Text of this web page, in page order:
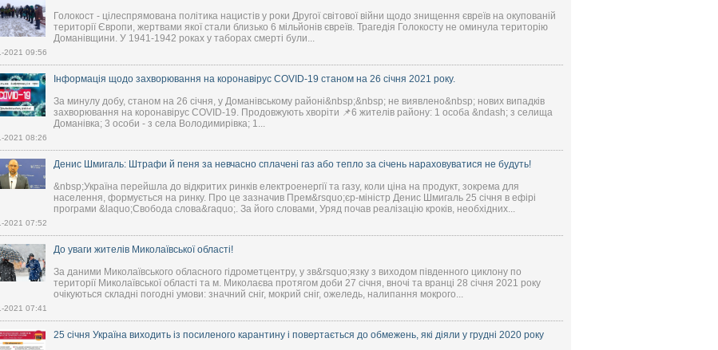
Голокост - цілеспрямована політика нацистів у роки Другої світової війни щодо знищення євреїв на окупованій
території Європи, жертвами якої стали близько 6 мільйонів євреїв. Трагедія Голокосту не оминула територію
Доманівщини. У 1941-1942 роках у таборах смерті були...
2021 09:56
Інформація щодо захворювання на коронавірус COVID-19 станом на 26 січня 2021 року.
За минулу добу, станом на 26 січня, у Доманівському районі&nbsp;&nbsp; не виявлено&nbsp; нових випадків
захворювання на коронавірус COVID-19. Продовжують хворіти 📌6 жителів району: 1 особа &ndash; з селища
Доманівка; 3 особи - з села Володимирівка; 1...
2021 08:26
Денис Шмигаль: Штрафи й пеня за невчасно сплачені газ або тепло за січень нараховуватися не будуть!
&nbsp;Україна перейшла до відкритих ринків електроенергії та газу, коли ціна на продукт, зокрема для
населення, формується на ринку. Про це зазначив Прем&rsquo;єр-міністр Денис Шмигаль 25 січня в ефірі
програми &laquo;Свобода слова&raquo;. За його словами, Уряд почав реалізацію кроків, необхідних...
2021 07:52
До уваги жителів Миколаївської області!
За даними Миколаївського обласного гідрометцентру, у зв&rsquo;язку з виходом південного циклону по
території Миколаївської області та м. Миколаєва протягом доби 27 січня, вночі та вранці 28 січня 2021 року
очікуються складні погодні умови: значний сніг, мокрий сніг, ожеледь, налипання мокрого...
2021 07:41
25 січня Україна виходить із посиленого карантину і повертається до обмежень, які діяли у грудні 2020 року